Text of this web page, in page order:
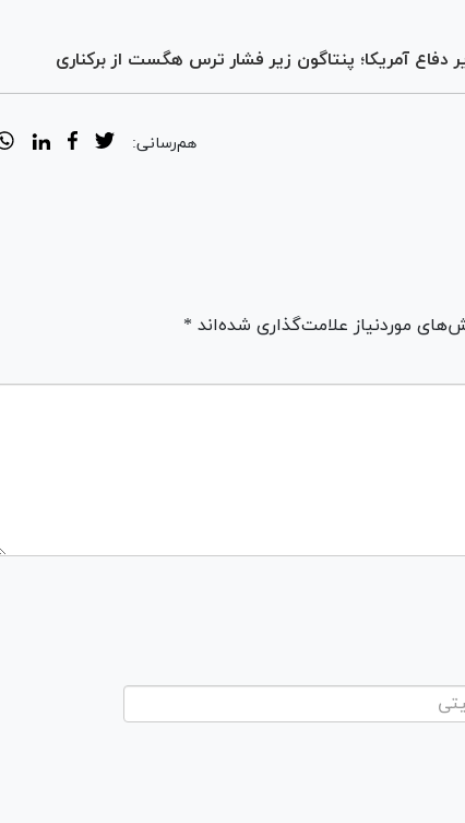
دفاع آمریکا؛ پنتاگون زیر فشار ترس هگست از برکناری
هم‌رسانی:
موردنیاز علامت‌گذاری شده‌اند *